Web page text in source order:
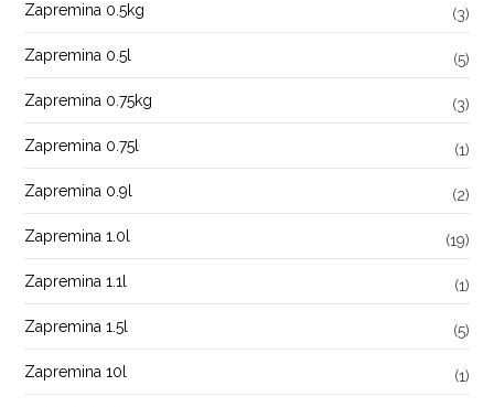
Zapremina 0.5kg (3)
Zapremina 0.5l (5)
Zapremina 0.75kg (3)
Zapremina 0.75l (1)
Zapremina 0.9l (2)
Zapremina 1.0l (19)
Zapremina 1.1l (1)
Zapremina 1.5l (5)
Zapremina 10l (1)